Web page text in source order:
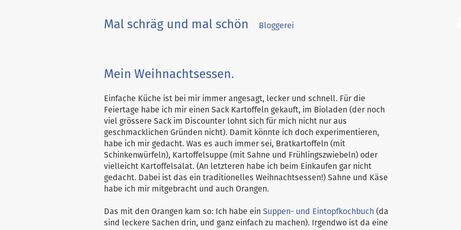
content
Mal schräg und mal schön Bloggerei
Mein Weihnachtsessen.
Einfache Küche ist bei mir immer angesagt, lecker und schnell. Für die
Feiertage habe ich mir einen Sack Kartoffeln gekauft, im Bioladen (der noch
viel grössere Sack im Discounter lohnt sich für mich nicht nur aus
geschmacklichen Gründen nicht). Damit könnte ich doch experimentieren,
habe ich mir gedacht. Was es auch immer sei, Bratkartoffeln (mit
Schinkenwürfeln), Kartoffelsuppe (mit Sahne und Frühlingszwiebeln) oder
vielleicht Kartoffelsalat. (An letzteren habe ich beim Einkaufen gar nicht
gedacht. Dabei ist das ein traditionelles Weihnachtsessen!) Sahne und Käse
habe ich mir mitgebracht und auch Orangen.
Das mit den Orangen kam so: Ich habe ein Suppen- und Eintopfkochbuch (da
sind leckere Sachen drin, und ganz einfach zu machen). Irgendwo ist da eine